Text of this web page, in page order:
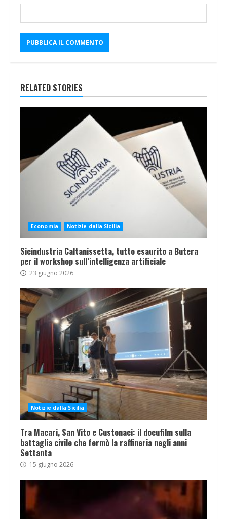
RELATED STORIES
Economia Notizie dalla Sicilia
Sicindustria Caltanissetta, tutto esaurito a Butera
per il workshop sull’intelligenza artificiale
23 giugno 2026
Notizie dalla Sicilia
Tra Macari, San Vito e Custonaci: il docufilm sulla
battaglia civile che fermò la raffineria negli anni
Settanta
15 giugno 2026